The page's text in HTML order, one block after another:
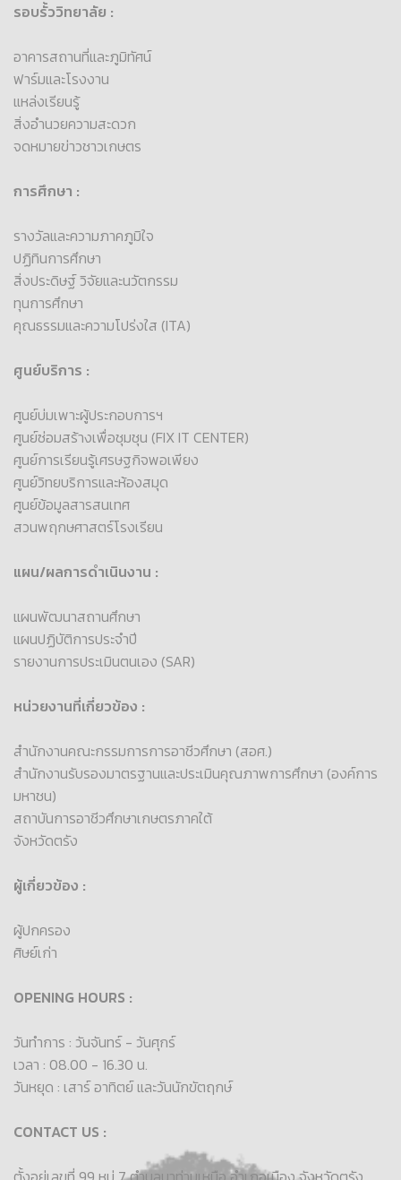
รอบรั้ววิทยาลัย :
อาคารสถานที่และภูมิทัศน์
ฟาร์มและโรงงาน
แหล่งเรียนรู้
สิ่งอำนวยความสะดวก
จดหมายข่าวชาวเกษตร
การศึกษา :
รางวัลและความภาคภูมิใจ
ปฏิทินการศึกษา
สิ่งประดิษฐ์ วิจัยและนวัตกรรม
ทุนการศึกษา
คุณธรรมและความโปร่งใส (ITA)
ศูนย์บริการ :
ศูนย์บ่มเพาะผู้ประกอบการฯ
ศูนย์ซ่อมสร้างเพื่อชุมชุน (FIX IT CENTER)
ศูนย์การเรียนรู้เศรษฐกิจพอเพียง
ศูนย์วิทยบริการและห้องสมุด
ศูนย์ข้อมูลสารสนเทศ
สวนพฤกษศาสตร์โรงเรียน
แผน/ผลการดำเนินงาน :
แผนพัฒนาสถานศึกษา
แผนปฏิบัติการประจำปี
รายงานการประเมินตนเอง (SAR)
หน่วยงานที่เกี่ยวข้อง :
สำนักงานคณะกรรมการการอาชีวศึกษา (สอศ.)
สำนักงานรับรองมาตรฐานและประเมินคุณภาพการศึกษา (องค์การ
มหาชน)
สถาบันการอาชีวศึกษาเกษตรภาคใต้
จังหวัดตรัง
ผู้เกี่ยวข้อง :
ผู้ปกครอง
ศิษย์เก่า
OPENING HOURS :
วันทำการ : วันจันทร์ - วันศุกร์
เวลา : 08.00 - 16.30 น.
วันหยุด : เสาร์ อาทิตย์ และวันนักขัตฤกษ์
CONTACT US :